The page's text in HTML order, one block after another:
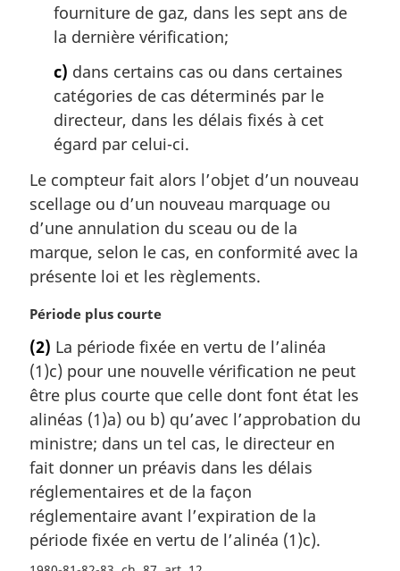
fourniture de gaz, dans les sept ans de
la dernière vérification;
c) dans certains cas ou dans certaines
catégories de cas déterminés par le
directeur, dans les délais fixés à cet
égard par celui-ci.
Le compteur fait alors l’objet d’un nouveau
scellage ou d’un nouveau marquage ou
d’une annulation du sceau ou de la
marque, selon le cas, en conformité avec la
présente loi et les règlements.
N
t
e
m
a
g
i
n
a
e
Période plus courte
(2) La période fixée en vertu de l’alinéa
(1)c) pour une nouvelle vérification ne peut
être plus courte que celle dont font état les
alinéas (1)a) ou b) qu’avec l’approbation du
ministre; dans un tel cas, le directeur en
fait donner un préavis dans les délais
réglementaires et de la façon
réglementaire avant l’expiration de la
période fixée en vertu de l’alinéa (1)c).